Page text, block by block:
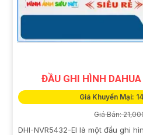
ĐẦU GHI HÌNH
Giá Khuyến Mại:
Giá Bán:
DHI-NVR5432-EI là một đầu ghi